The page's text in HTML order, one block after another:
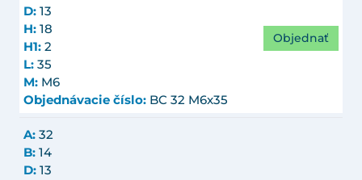
D: 13
H: 18
H1: 2
L: 35
M: M6
Objednávacie číslo: BC 32 M6x35
Objednať
A: 32
B: 14
D: 13